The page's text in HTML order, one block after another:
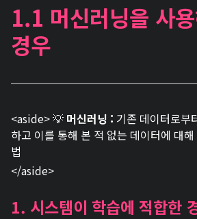
1.1 머신러닝을 사
경우
<aside> 💡 머신러닝 : 기존 데이터로부
하고 이를 통해 본 적 없는 데이터에 대
법
</aside>
1. 시스템이 학습에 적합한